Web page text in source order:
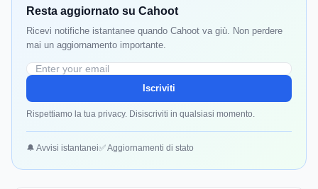
Resta aggiornato su Cahoot
Ricevi notifiche istantanee quando Cahoot va giù. Non perdere
mai un aggiornamento importante.
Iscriviti
Rispettiamo la tua privacy. Disiscriviti in qualsiasi momento.
🔔 Avvisi istantanei✅ Aggiornamenti di stato